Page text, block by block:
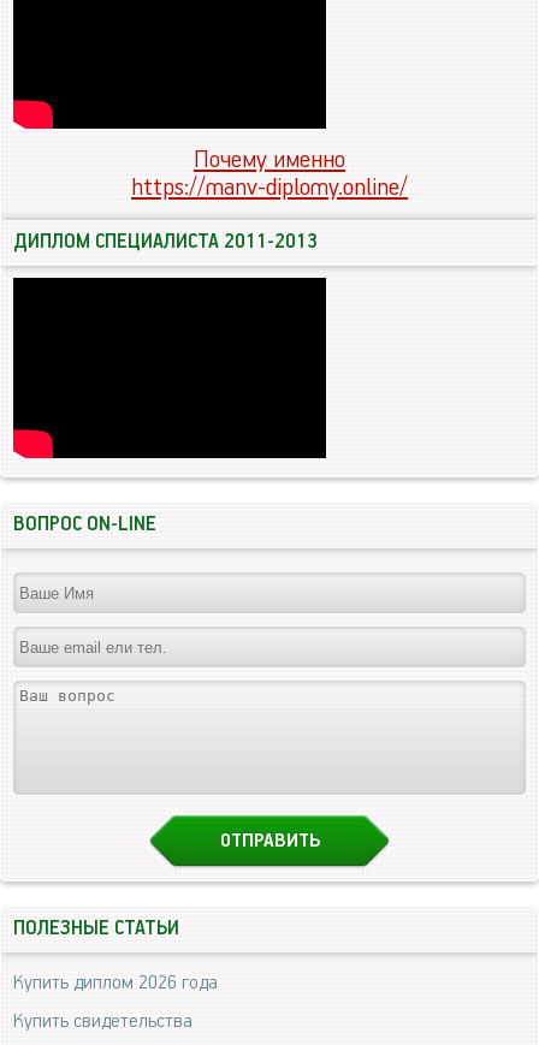
Почему именно
https://manv-diplomy.online/
ДИПЛОМ СПЕЦИАЛИСТА 2011-2013
ВОПРОС ON-LINE
ПОЛЕЗНЫЕ СТАТЬИ
Купить диплом 2026 года
Купить свидетельства